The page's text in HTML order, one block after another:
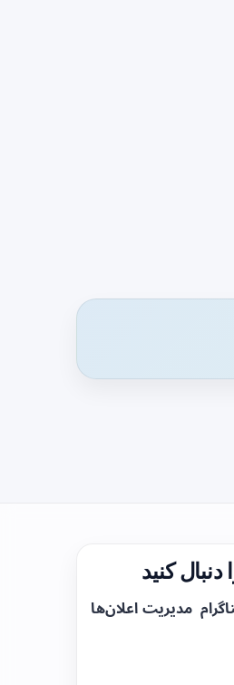
دنبال کنید
مدیریت اعلان‌ها